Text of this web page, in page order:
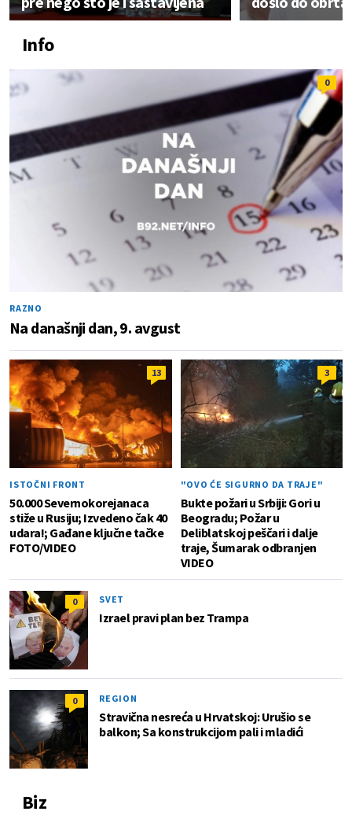
Info
0
RAZNO
Na današnji dan, 9. avgust
13
ISTOČNI FRONT
50.000 Severnokorejanaca
stiže u Rusiju; Izvedeno čak 40
udara!; Gađane ključne tačke
FOTO/VIDEO
3
"OVO ĆE SIGURNO DA TRAJE"
Bukte požari u Srbiji: Gori u
Beogradu; Požar u
Deliblatskoj peščari i dalje
traje, Šumarak odbranjen
VIDEO
0 SVET
Izrael pravi plan bez Trampa
0 REGION
Stravična nesreća u Hrvatskoj: Urušio se
balkon; Sa konstrukcijom pali i mladići
Biz